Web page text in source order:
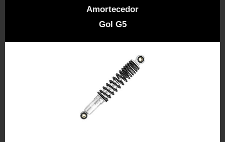
Amortecedor
Gol G5